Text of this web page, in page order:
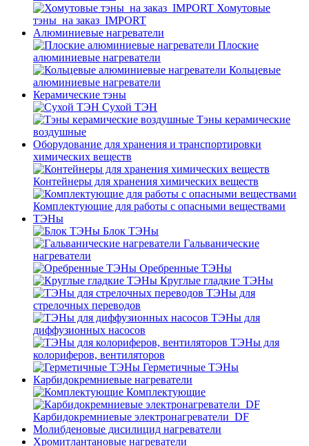
Хомутовые
тэны_на заказ_IMPORT
Алюминиевые нагреватели
Плоские
алюминиевые нагреватели
Кольцевые
алюминиевые нагреватели
Керамические тэны
Сухой ТЭН
Тэны керамические
воздушные
Оборудование для хранения и транспортировки
химических веществ
Контейнеры для хранения химических веществ
Комплектующие для работы с опасными веществами
ТЭНы
Блок ТЭНы
Гальванические
нагреватели
Оребренные ТЭНы
Круглые гладкие ТЭНы
ТЭНы для
стрелочных переводов
ТЭНы для
диффузионных насосов
ТЭНы для
колориферов, вентиляторов
Герметичные ТЭНы
Карбидокремниевые нагреватели
Комплектующие
Карбидокремниевые электронагреватели_DF
Молибденовые дисилицид нагреватели
Хромитлантановые нагреватели